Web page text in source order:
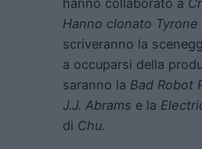
Hanno clonato Tyrone
scriveranno la
a occuparsi della
saranno la Bad Robot
J.J. Abrams e la
di Chu.